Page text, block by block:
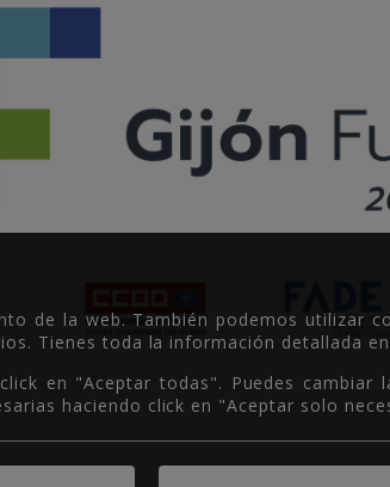
de la web. También podemos utilizar
Tienes toda la información detallada
en "Aceptar todas". Puedes
haciendo click en "Aceptar solo